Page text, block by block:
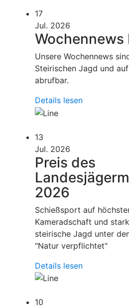
17
Jul. 2026
Wochennews
Unsere Wochennews
Steirischen Jagd und
abrufbar.
Details lesen
13
Jul. 2026
Preis des
2026
Schießsport auf
Kameradschaft und
steirische Jagd unter
"Natur verpflichtet"
Details lesen
10